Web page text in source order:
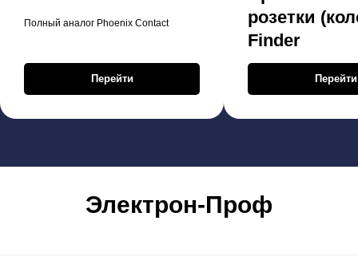
Полный аналог Phoenix Contact
Перейти
розетки
Finder
Перейти
Электрон-Проф